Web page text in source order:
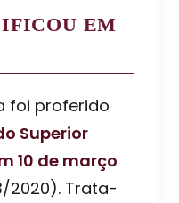
EM
foi proferido
Superior
10 de março
2020). Trata-